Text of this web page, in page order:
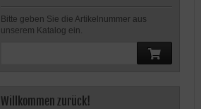
Bitte geben Sie die Artikelnummer aus
unserem Katalog ein.
Willkommen zurück!